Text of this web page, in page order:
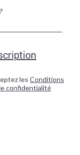
les Conditions
confidentialité